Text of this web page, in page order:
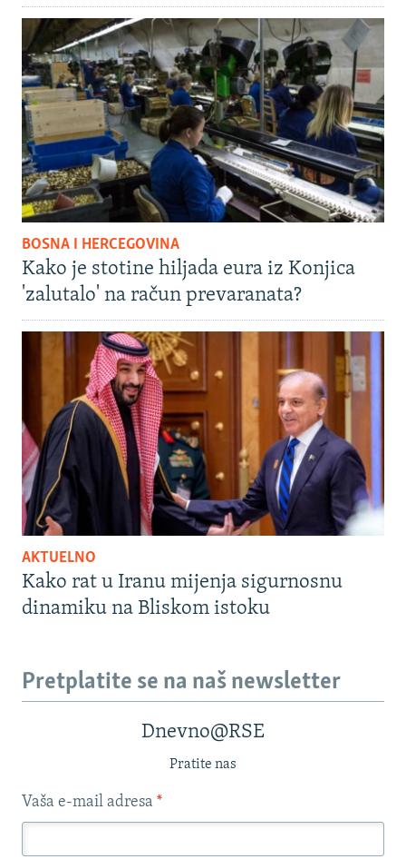
BOSNA I HERCEGOVINA
Kako je stotine hiljada eura iz Konjica
'zalutalo' na račun prevaranata?
AKTUELNO
Kako rat u Iranu mijenja sigurnosnu
dinamiku na Bliskom istoku
Pretplatite se na naš newsletter
Dnevno@RSE
Pratite nas
Vaša e-mail adresa *